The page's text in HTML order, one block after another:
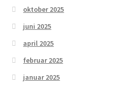
oktober 2025
juni 2025
april 2025
februar 2025
januar 2025